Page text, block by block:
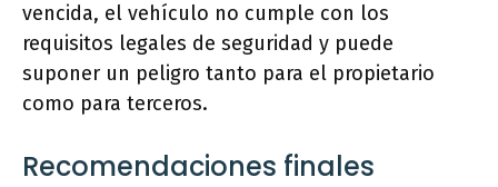
vencida, el vehículo no cumple con los
requisitos legales de seguridad y puede
suponer un peligro tanto para el propietario
como para terceros.
Recomendaciones finales